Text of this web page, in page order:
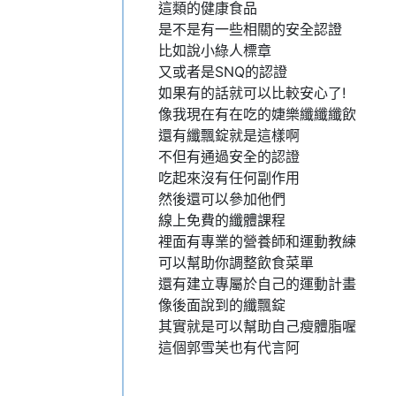
這類的健康食品
是不是有一些相關的安全認證
比如說小綠人標章
又或者是SNQ的認證
如果有的話就可以比較安心了!
像我現在有在吃的婕樂纖纖纖飲
還有纖飄錠就是這樣啊
不但有通過安全的認證
吃起來沒有任何副作用
然後還可以參加他們
線上免費的纖體課程
裡面有專業的營養師和運動教練
可以幫助你調整飲食菜單
還有建立專屬於自己的運動計畫
像後面說到的纖飄錠
其實就是可以幫助自己瘦體脂喔
這個郭雪芙也有代言阿